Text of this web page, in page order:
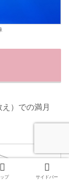
）での満月
ップ サイドバー